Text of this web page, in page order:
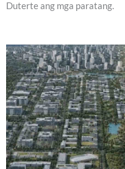
Duterte ang mga paratang.